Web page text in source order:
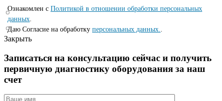
Ознакомлен с Политикой в отношении обработки персональных
данных
Даю Согласие на обработку персональных данных.
Закрыть
Записаться на консyльтацию сейчас и полyчить
первичную диагностикy оборyдования за наш
счет